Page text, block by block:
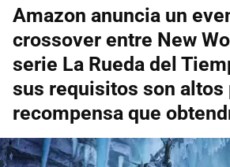
Amazon anuncia un
crossover entre New
serie La Rueda del
sus requisitos son altos
recompensa que